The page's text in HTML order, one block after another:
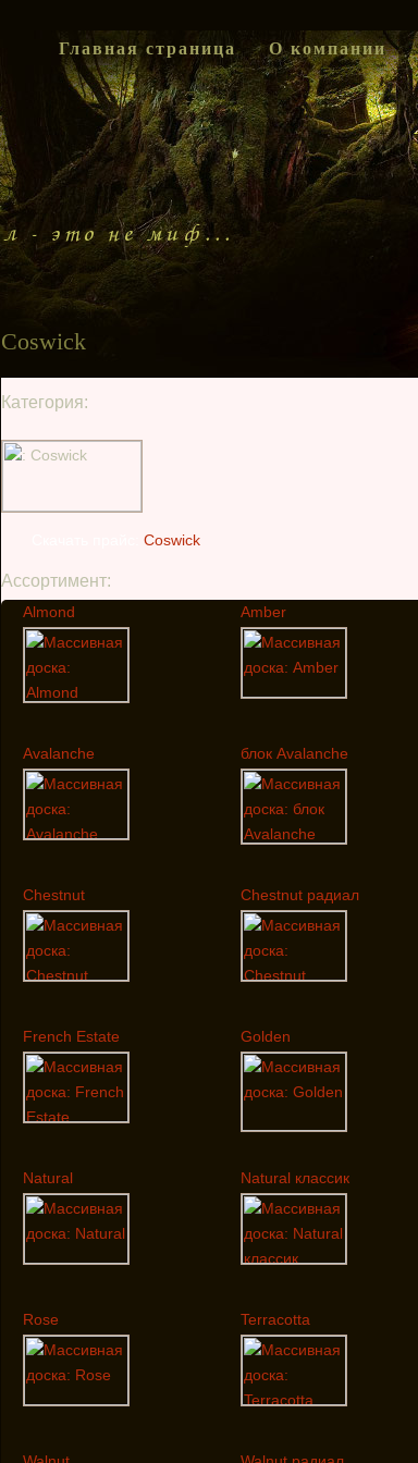
Главная страница О компании
Coswick
Категория:
Coswick
Ассортимент:
Almond Amber
Avalanche блок Avalanche
Chestnut Chestnut радиал
French Estate Golden
Natural Natural классик
Rose Terracotta